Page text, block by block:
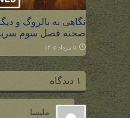
نگاهی به بالروگ و
صحنه فصل سوم
۵ مرداد ۱۴۰۵
۱ دیدگاه
ملیسا